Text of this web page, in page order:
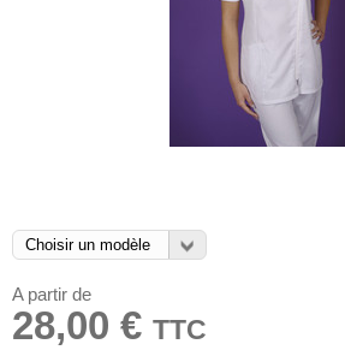
A partir de
28,00 € TTC